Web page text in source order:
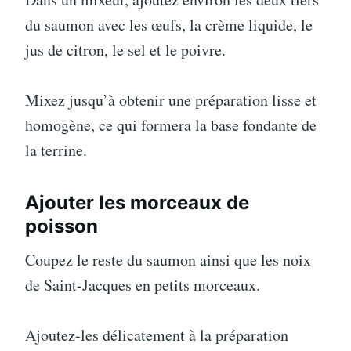
du saumon avec les œufs, la crème liquide, le
jus de citron, le sel et le poivre.
Mixez jusqu’à obtenir une préparation lisse et
homogène, ce qui formera la base fondante de
la terrine.
Ajouter les morceaux de
poisson
Coupez le reste du saumon ainsi que les noix
de Saint-Jacques en petits morceaux.
Ajoutez-les délicatement à la préparation